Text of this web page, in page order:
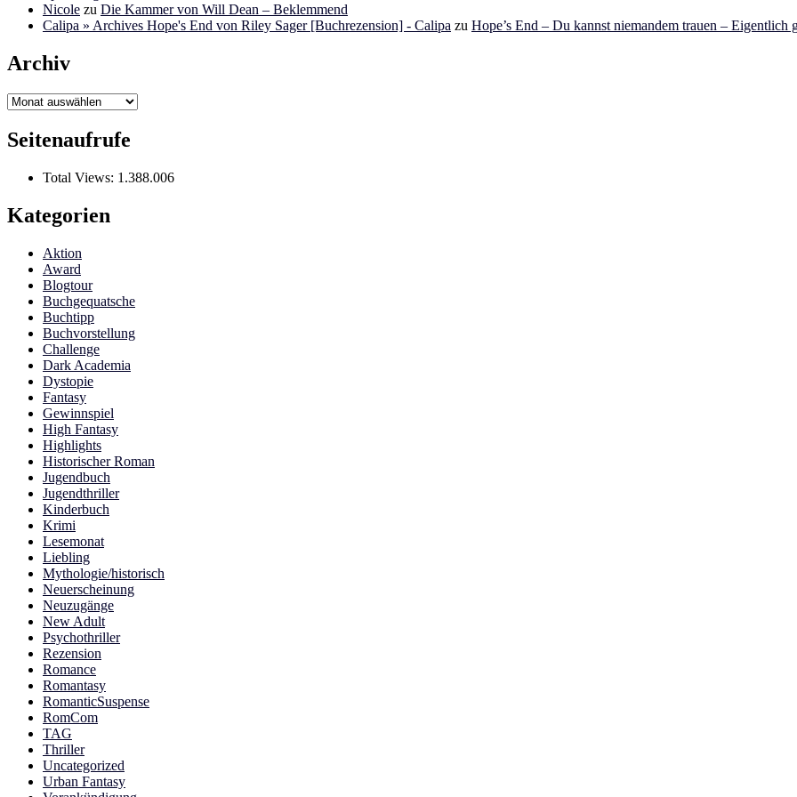
Nicole zu Die Kammer von Will Dean – Beklemmend
Calipa » Archives Hope's End von Riley Sager [Buchrezension] - Calipa zu Hope’s End – Du kannst niemandem trauen – Eigentlich
Archiv
Archiv
Seitenaufrufe
Total Views: 1.388.006
Kategorien
Aktion
Award
Blogtour
Buchgequatsche
Buchtipp
Buchvorstellung
Challenge
Dark Academia
Dystopie
Fantasy
Gewinnspiel
High Fantasy
Highlights
Historischer Roman
Jugendbuch
Jugendthriller
Kinderbuch
Krimi
Lesemonat
Liebling
Mythologie/historisch
Neuerscheinung
Neuzugänge
New Adult
Psychothriller
Rezension
Romance
Romantasy
RomanticSuspense
RomCom
TAG
Thriller
Uncategorized
Urban Fantasy